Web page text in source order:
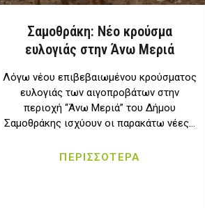
Σαμοθράκη: Νέο κρούσμα
ευλογιάς στην Άνω Μεριά
Λόγω νέου επιβεβαιωμένου κρούσματος
ευλογιάς των αιγοπροβάτων στην
περιοχή “Άνω Μεριά” του Δήμου
Σαμοθράκης ισχύουν οι παρακάτω νέες…
ΠΕΡΙΣΣΟΤΕΡΑ